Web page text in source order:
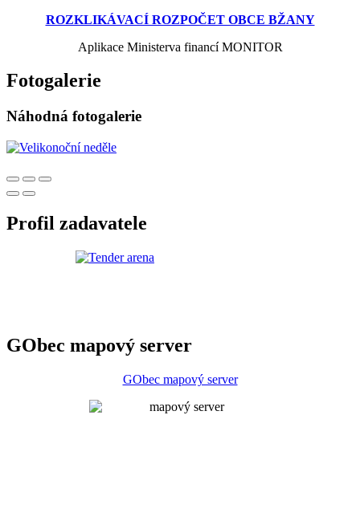
ROZKLIKÁVACÍ ROZPOČET OBCE BŽANY
Aplikace Ministerva financí MONITOR
Fotogalerie
Náhodná fotogalerie
Profil zadavatele
GObec mapový server
GObec mapový server